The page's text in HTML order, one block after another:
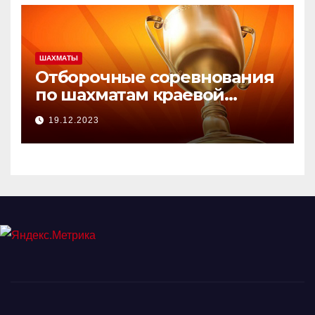
ШАХМАТЫ
Отборочные соревнования
по шахматам краевой
зимней Олимпиады.
19.12.2023